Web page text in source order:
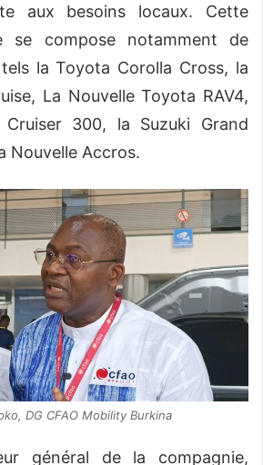
aux besoins locaux. Cette
se compose notamment de
la Toyota Corolla Cross, la
La Nouvelle Toyota RAV4,
300, la Suzuki Grand
Nouvelle Accros.
DG CFAO Mobility Burkina
général de la compagnie,